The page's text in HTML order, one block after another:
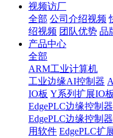
视频访厂
全部 公司介绍视频
绍视频 团队优势 品
产品中心
全部
ARM工业计算机
工业边缘AI控制器
IO板 Y系列扩展IO板
EdgePLC边缘控制器
EdgePLC边缘控制器
用软件 EdgePLC扩